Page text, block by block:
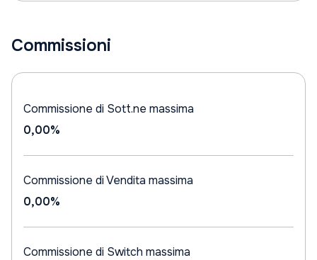
Commissioni
Commissione di Sott.ne massima
0,00%
Commissione di Vendita massima
0,00%
Commissione di Switch massima